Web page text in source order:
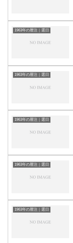
1963年の暦注｜選日
1963年の暦注｜選日
1963年の暦注｜選日
1963年の暦注｜選日
1963年の暦注｜選日